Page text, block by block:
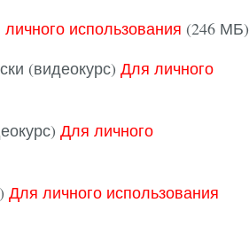
использования (246 МБ)
(видеокурс) Для личного
Для личного
Для личного использования